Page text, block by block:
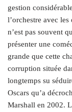
gestion
l’orchestre avec
n’est pas souvent
présenter une
grande que cette
corruption située
longtemps su
Oscars qu’a
Marshall en 2002.